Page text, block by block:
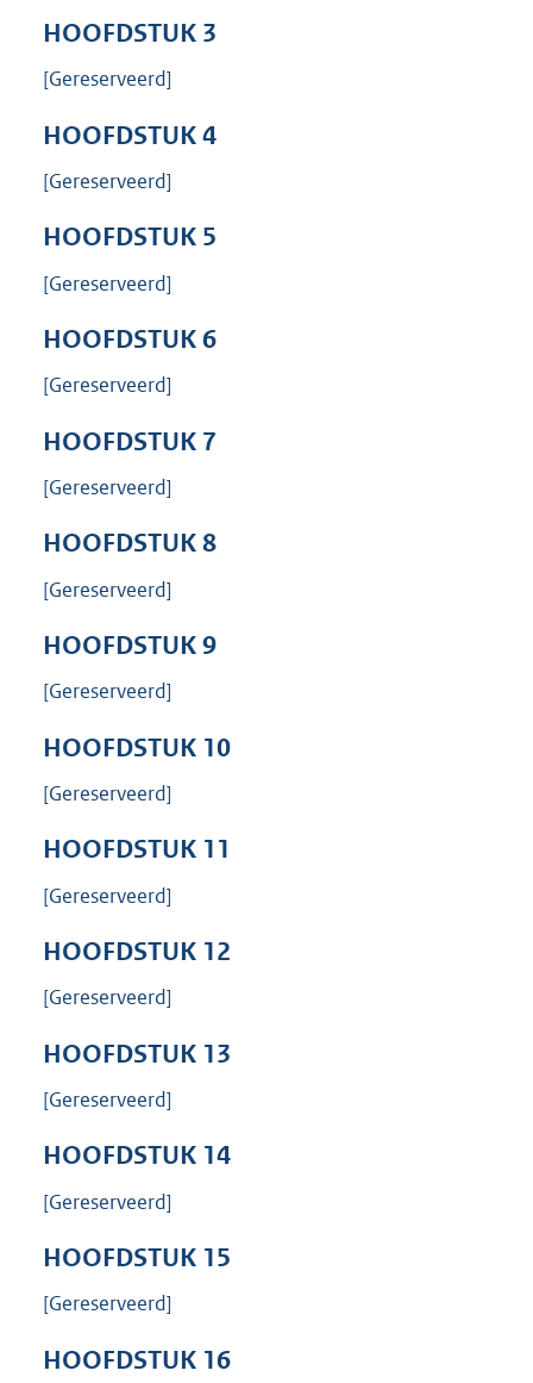
HOOFDSTUK 3
[Gereserveerd]
HOOFDSTUK4
[Gereserveerd]
HOOFDSTUK 5
[Gereserveerd]
HOOFDSTUK6
[Gereserveerd]
HOOFDSTUK 7
[Gereserveerd]
HOOFDSTUK8
[Gereserveerd]
HOOFDSTUK9
[Gereserveerd]
HOOFDSTUK 10
[Gereserveerd]
HOOFDSTUK 11
[Gereserveerd]
HOOFDSTUK 12
[Gereserveerd]
HOOFDSTUK 13
[Gereserveerd]
HOOFDSTUK 14
[Gereserveerd]
HOOFDSTUK 15
[Gereserveerd]
HOOFDSTUK 16